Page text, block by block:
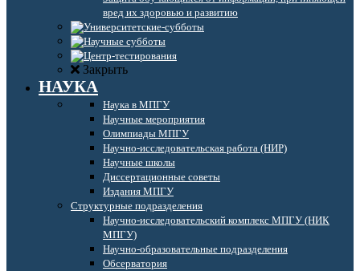
вред их здоровью и развитию
Закрыть
НАУКА
Наука в МПГУ
Научные мероприятия
Олимпиады МПГУ
Научно-исследовательская работа (НИР)
Научные школы
Диссертационные советы
Издания МПГУ
Структурные подразделения
Научно-исследовательский комплекс МПГУ (НИК
МПГУ)
Научно-образовательные подразделения
Обсерватория